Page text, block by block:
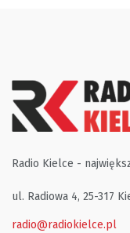
Radio Kielce -
ul. Radiowa 4, 25-317
radio@radiokielce.pl